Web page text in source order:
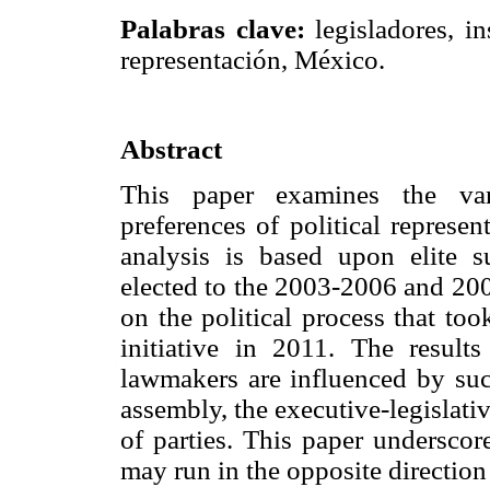
Palabras clave: legisladores,
representación, México.
Abstract
This paper examines the
preferences of political
analysis is based upon elite
elected to the 2003-2006 and
on the political process that
initiative in 2011. The
lawmakers are influenced by
assembly, the executive-
of parties. This paper
may run in the opposite